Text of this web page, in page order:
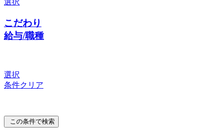
選択
こだわり
給与/職種
選択
条件クリア
この条件で検索